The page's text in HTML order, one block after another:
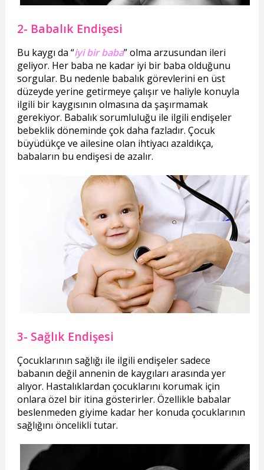
2- Babalık Endişesi
Bu kaygı da “iyi bir baba” olma arzusundan ileri
geliyor. Her baba ne kadar iyi bir baba olduğunu
sorgular. Bu nedenle babalık görevlerini en üst
düzeyde yerine getirmeye çalışır ve haliyle konuyla
ilgili bir kaygısının olmasına da şaşırmamak
gerekiyor. Babalık sorumluluğu ile ilgili endişeler
bebeklik döneminde çok daha fazladır. Çocuk
büyüdükçe ve ailesine olan ihtiyacı azaldıkça,
babaların bu endişesi de azalır.
3- Sağlık Endişesi
Çocuklarının sağlığı ile ilgili endişeler sadece
babanın değil annenin de kaygıları arasında yer
alıyor. Hastalıklardan çocuklarını korumak için
onlara özel bir itina gösterirler. Özellikle babalar
beslenmeden giyime kadar her konuda çocuklarının
sağlığını öncelikli tutar.